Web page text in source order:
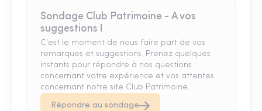
Sondage Club Patrimoine - A vos
suggestions !
C'est le moment de nous faire part de vos
remarques et suggestions. Prenez quelques
instants pour répondre à nos questions
concernant votre expérience et vos attentes
concernant notre site Club Patrimoine.
Répondre au sondage